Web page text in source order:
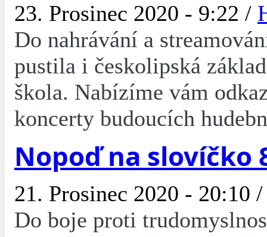
23. Prosinec 2020 - 9:22 /
Do nahrávání a
pustila i českolipská
škola. Nabízíme vám
koncerty budoucích
Nopoď na slovíčko
21. Prosinec 2020 - 20:10
Do boje proti